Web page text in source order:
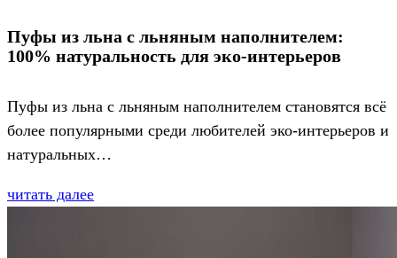
Пуфы из льна с льняным наполнителем:
100% натуральность для эко-интерьеров
Пуфы из льна с льняным наполнителем становятся всё
более популярными среди любителей эко-интерьеров и
натуральных…
читать далее